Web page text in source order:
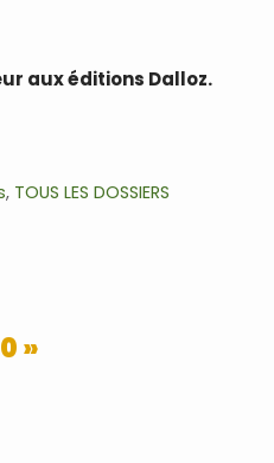
aux éditions Dalloz.
, TOUS LES DOSSIERS
»